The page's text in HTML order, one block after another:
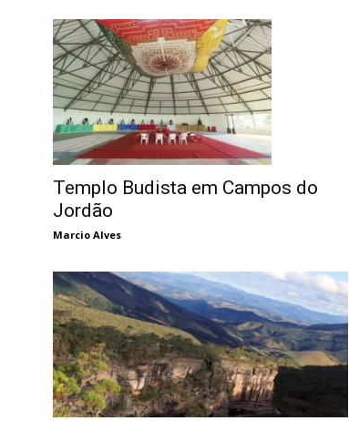
Templo Budista em Campos do
Jordão
Marcio Alves